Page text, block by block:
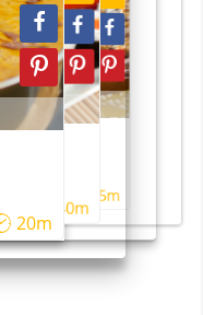
20m
40m
55m